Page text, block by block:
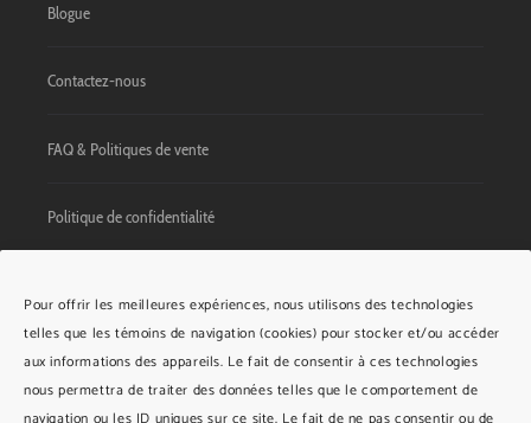
Pour offrir les meilleures expériences, nous utilisons des technologies
telles que les témoins de navigation (cookies) pour stocker et/ou accéder
aux informations des appareils. Le fait de consentir à ces technologies
nous permettra de traiter des données telles que le comportement de
Blogue
Contactez-nous
FAQ & Politiques de vente
Politique de confidentialité
COORDONNÉES
76, avenue Morel
Kamouraska (Québec)